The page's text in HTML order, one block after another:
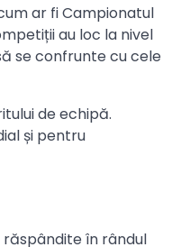
ar fi Campionatul
au loc la nivel
se confrunte cu cele
de echipă.
și pentru
în rândul